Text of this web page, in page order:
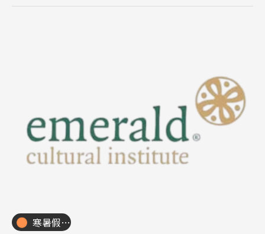
寒暑假遊學團